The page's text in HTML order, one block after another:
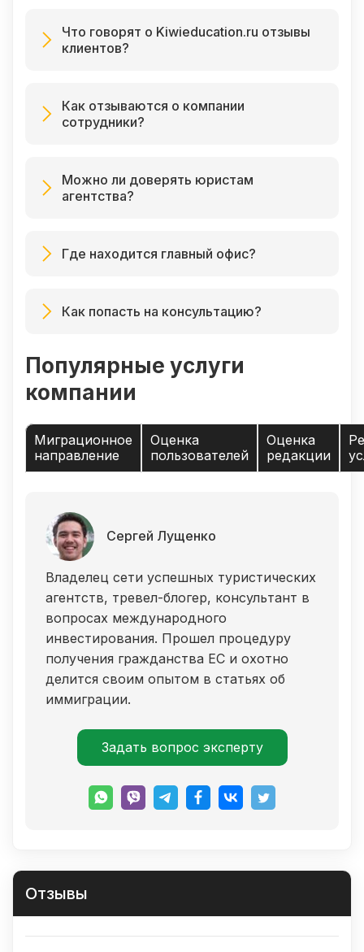
Что говорят о Kiwieducation.ru отзывы
клиентов?
Как отзываются о компании
сотрудники?
Можно ли доверять юристам
агентства?
Где находится главный офис?
Как попасть на консультацию?
Популярные услуги
компании
Миграционное
направление
Оценка
пользователей
Оценка
редакции
Сергей Лущенко
Владелец сети успешных туристических
агентств, тревел-блогер, консультант в
вопросах международного
инвестирования. Прошел процедуру
получения гражданства ЕС и охотно
делится своим опытом в статьях об
иммиграции.
Задать вопрос эксперту
Отзывы